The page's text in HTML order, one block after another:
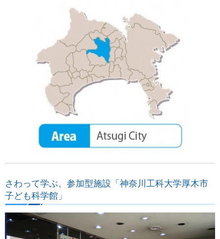
さわって学ぶ、参加型施設「神奈川工科大学厚木市
子ども科学館」